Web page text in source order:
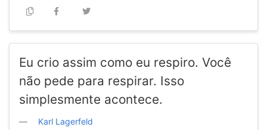
Eu crio assim como eu respiro. Você
não pede para respirar. Isso
simplesmente acontece.
Karl Lagerfeld